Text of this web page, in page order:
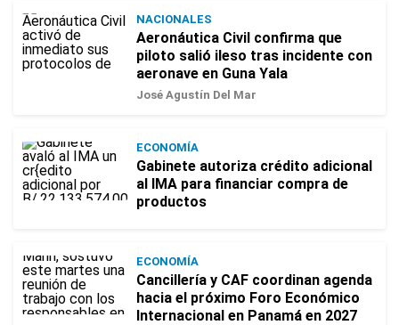
NACIONALES
Aeronáutica Civil confirma que
piloto salió ileso tras incidente con
aeronave en Guna Yala
José Agustín Del Mar
ECONOMÍA
Gabinete autoriza crédito adicional
al IMA para financiar compra de
productos
ECONOMÍA
Cancillería y CAF coordinan agenda
hacia el próximo Foro Económico
Internacional en Panamá en 2027